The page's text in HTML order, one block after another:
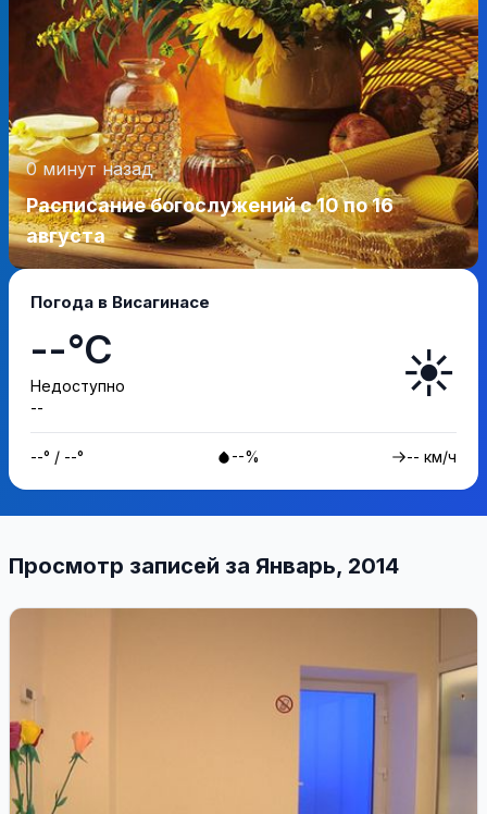
0 минут назад
Расписание богослужений с 10 по 16
августа
Погода в Висагинасе
--°C
Недоступно
--
☀️
--° / --° --% -- км/ч
Просмотр записей за Январь, 2014